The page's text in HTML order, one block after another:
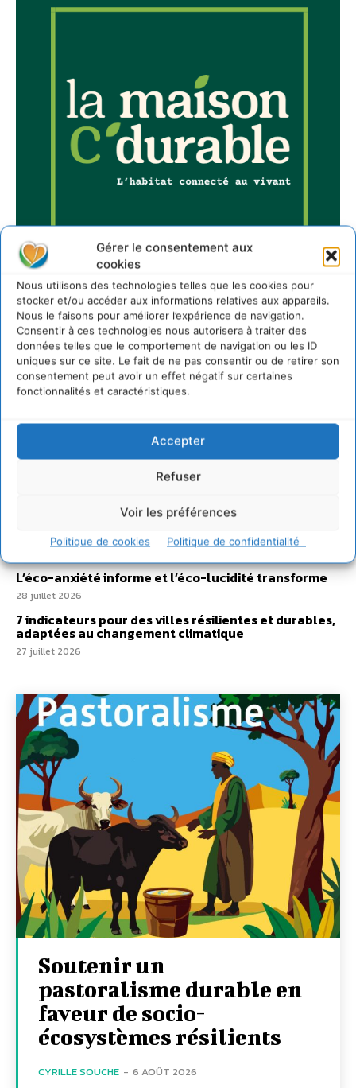
Gérer le consentement aux
cookies
Nous utilisons des technologies telles que les cookies pour
stocker et/ou accéder aux informations relatives aux appareils.
Nous le faisons pour améliorer l’expérience de navigation.
Consentir à ces technologies nous autorisera à traiter des
données telles que le comportement de navigation ou les ID
uniques sur ce site. Le fait de ne pas consentir ou de retirer son
consentement peut avoir un effet négatif sur certaines
fonctionnalités et caractéristiques.
Accepter
Refuser
Voir les préférences
Politique de cookies Politique de confidentialité
Sur Cdurable
Comment le sol français a perdu sa mémoire
2 août 2026
Développer notre attention aux espèces vivantes
non humaines avec les communs de Zoepolis
Un kit citoyen pour lever les freins au
développement des forêts comestibles dans nos
L’éco-anxiété informe et l’éco-lucidité transforme
28 juillet 2026
7 indicateurs pour des villes résilientes et durables,
adaptées au changement climatique
27 juillet 2026
Soutenir un
pastoralisme durable en
faveur de socio-
écosystèmes résilients
CYRILLE SOUCHE - 6 AOÛT 2026